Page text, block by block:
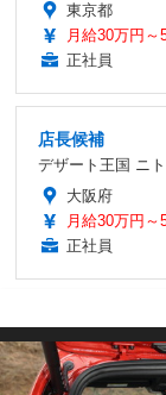
東京都
月給30万円～
正社員
店長候補
デザート王国 ニ
大阪府
月給30万円～
正社員